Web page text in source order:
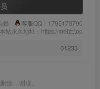
赖
客服QQ：1795173790
本站永久地址：https://meizt.top
01233
除，谢谢。